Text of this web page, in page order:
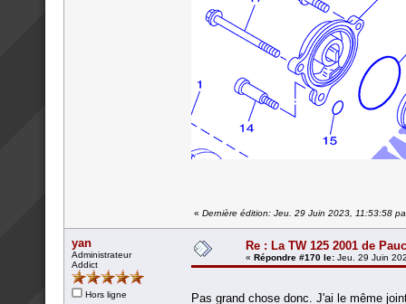
« Dernière édition: Jeu. 29 Juin 2023, 11:53:58
yan
Administrateur
Addict
Hors ligne
Re : La TW 125 2001 de
« Répondre #170 le: Jeu. 29 Juin
Pas grand chose donc. J'ai le même